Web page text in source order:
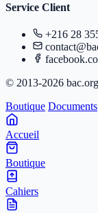
Service Client
+216 28
© 2013-2026
Boutique Documents
Accueil
Boutique
Cahiers